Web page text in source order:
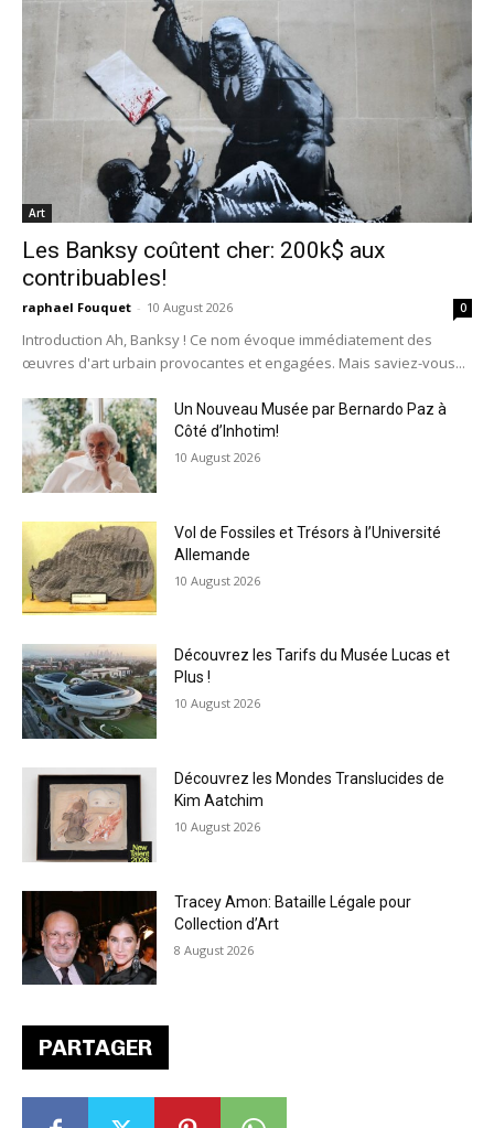
PARTAGER
Art
Les Banksy coûtent cher: 200k$ aux
contribuables!
raphael Fouquet - 10 August 2026 0
Introduction Ah, Banksy ! Ce nom évoque immédiatement des
œuvres d'art urbain provocantes et engagées. Mais saviez-vous...
Un Nouveau Musée par Bernardo Paz à
Côté d’Inhotim!
10 August 2026
Vol de Fossiles et Trésors à l’Université
Allemande
10 August 2026
Découvrez les Tarifs du Musée Lucas et
Plus !
10 August 2026
Découvrez les Mondes Translucides de
Kim Aatchim
10 August 2026
Tracey Amon: Bataille Légale pour
Collection d’Art
8 August 2026